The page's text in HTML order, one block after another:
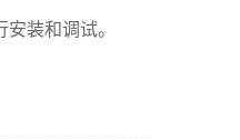
装和调试。